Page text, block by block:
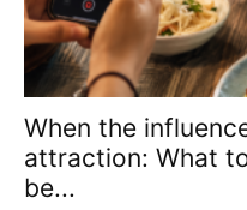
When the
attraction: What
be...